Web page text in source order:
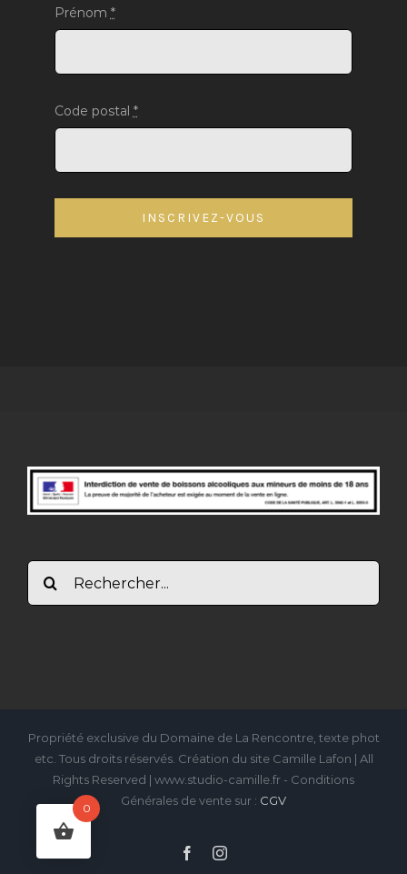
Prénom *
Code postal *
INSCRIVEZ-VOUS
Propriété exclusive du Domaine de La Rencontre, texte phot
etc. Tous droits réservés. Création du site Camille Lafon | All
Rights Reserved | www.studio-camille.fr - Conditions
Générales de vente sur : CGV
FacebookInstagram
0